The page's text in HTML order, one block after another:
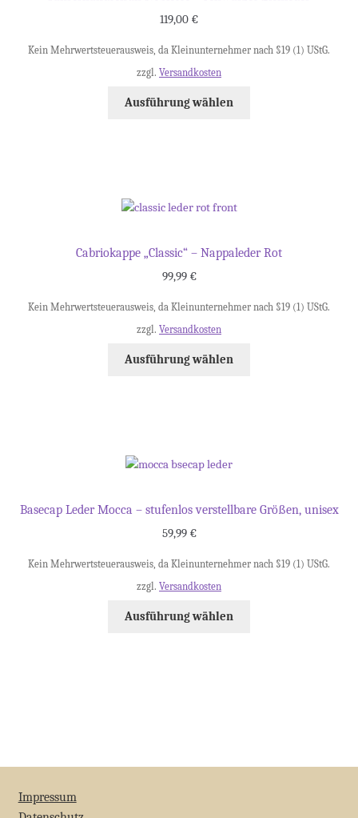
119,00 €
Kein Mehrwertsteuerausweis, da Kleinunternehmer nach §19 (1) UStG.
zzgl. Versandkosten
Ausführung wählen
Cabriokappe „Classic“ – Nappaleder Rot
99,99 €
Kein Mehrwertsteuerausweis, da Kleinunternehmer nach §19 (1) UStG.
zzgl. Versandkosten
Ausführung wählen
Basecap Leder Mocca – stufenlos verstellbare Größen, unisex
59,99 €
Kein Mehrwertsteuerausweis, da Kleinunternehmer nach §19 (1) UStG.
zzgl. Versandkosten
Ausführung wählen
Impressum